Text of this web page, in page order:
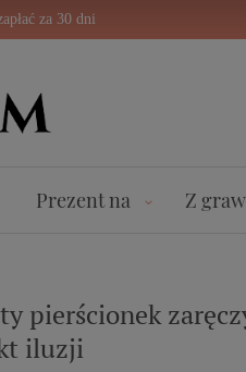
za 30 dni
Prezent na Z
pierścionek
iluzji